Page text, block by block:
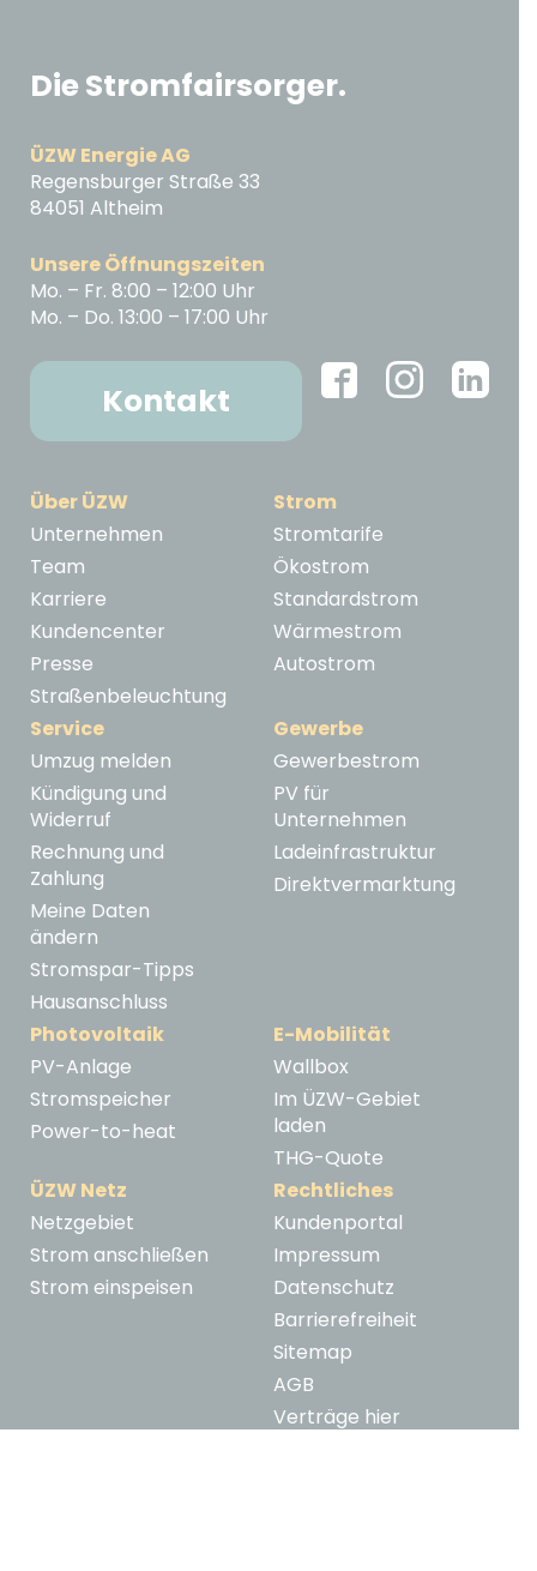
Die Stromfairsorger.
ÜZW Energie AG
Regensburger Straße 33
84051 Altheim
Unsere Öffnungszeiten
Mo. – Fr. 8:00 – 12:00 Uhr
Mo. – Do. 13:00 – 17:00 Uhr
Kontakt
Über ÜZW
Unternehmen
Team
Karriere
Kundencenter
Presse
Straßenbeleuchtung
Strom
Stromtarife
Ökostrom
Standardstrom
Wärmestrom
Autostrom
Service
Umzug melden
Kündigung und
Widerruf
Rechnung und
Zahlung
Meine Daten
ändern
Stromspar-Tipps
Hausanschluss
Gewerbe
Gewerbestrom
PV für
Unternehmen
Ladeinfrastruktur
Direktvermarktung
Photovoltaik
PV-Anlage
Stromspeicher
Power-to-heat
E-Mobilität
Wallbox
Im ÜZW-Gebiet
laden
THG-Quote
ÜZW Netz
Netzgebiet
Strom anschließen
Strom einspeisen
Rechtliches
Kundenportal
Impressum
Datenschutz
Barrierefreiheit
Sitemap
AGB
Verträge hier